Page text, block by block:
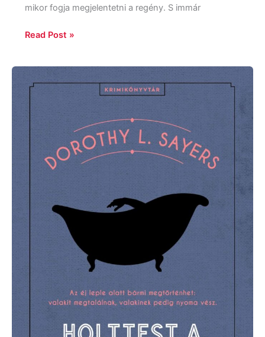
mikor fogja megjelentetni a regény. S immár
Read Post »
Dorothy
L.
Holttest
fürdőkádban